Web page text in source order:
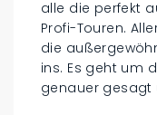
alle die perfekt
Profi-Touren.
die
ins. Es geht um
genauer gesagt